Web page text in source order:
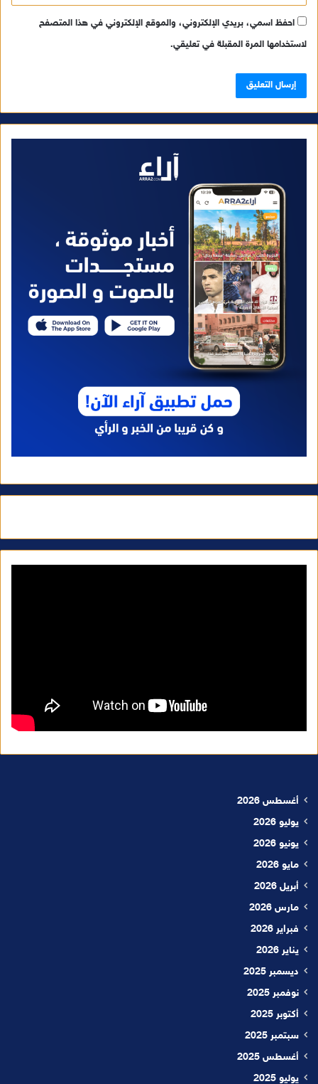
احفظ اسمي، بريدي الإلكتروني، والموقع الإلكتروني في هذا المتصفح
لاستخدامها المرة المقبلة في تعليقي.
أغسطس 2026
يوليو 2026
يونيو 2026
مايو 2026
أبريل 2026
مارس 2026
فبراير 2026
يناير 2026
ديسمبر 2025
نوفمبر 2025
أكتوبر 2025
سبتمبر 2025
أغسطس 2025
يوليو 2025